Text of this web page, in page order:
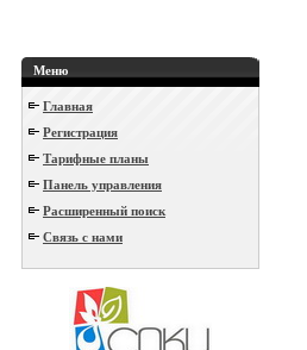
Меню
Главная
Регистрация
Тарифные планы
Панель управления
Расширенный поиск
Связь с нами